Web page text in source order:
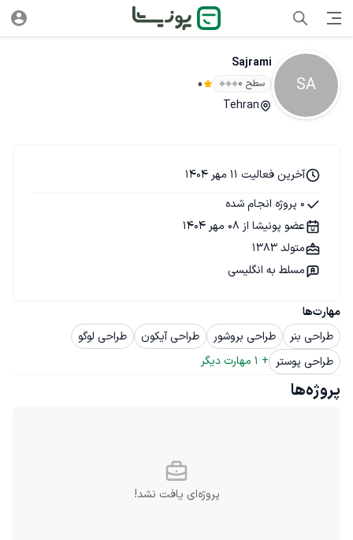
SA
Sajrami
سطح ۰ 0
Tehran
مهارت‌ها
طراحی بنر
طراحی بروشور طراحی آیکون
طراحی لوگو
طراحی پوستر +
1 مهارت دیگر
آخرین فعالیت 11 مهر 1404
0 پروژه انجام شده
عضو پونیشا از 08 مهر 1404
متولد 1383
مسلط به انگلیسی
پروژه‌ها
پروژه‌ای یافت نشد!